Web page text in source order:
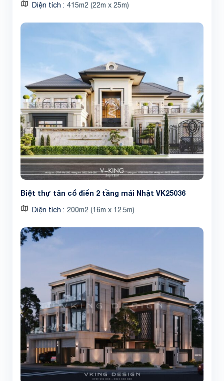
Diện tích 415m2 (22m x 25m)
Biệt thự tân cổ điển 2 tầng mái Nhật VK25036
Diện tích 200m2 (16m x 12.5m)